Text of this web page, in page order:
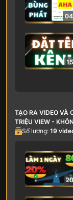
TẠO RA VIDEO VÀ
TRIỆU VIEW -
Số lượng: 19